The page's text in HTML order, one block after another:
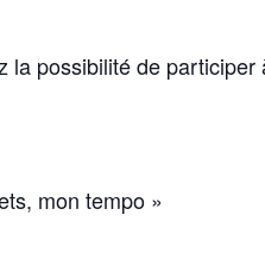
la possibilité de
mon tempo »